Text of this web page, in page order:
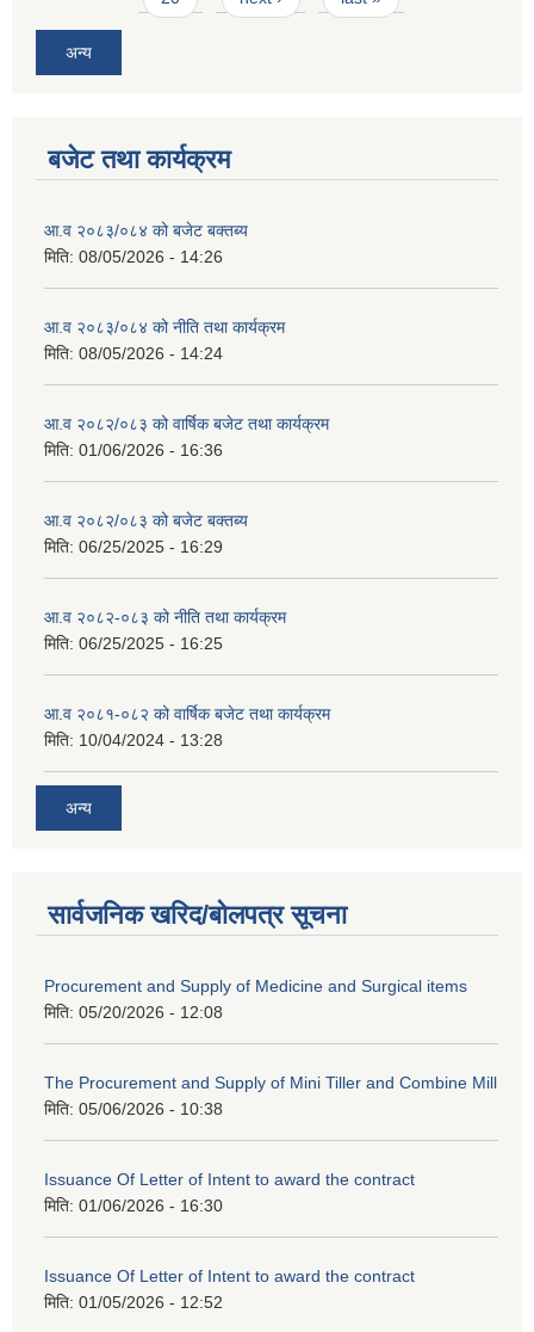
अन्य
बजेट तथा कार्यक्रम
आ.व २०८३/०८४ को बजेट बक्तब्य
मिति: 08/05/2026 - 14:26
आ.व २०८३/०८४ को नीति तथा कार्यक्रम
मिति: 08/05/2026 - 14:24
आ.व २०८२/०८३ को वार्षिक बजेट तथा कार्यक्रम
मिति: 01/06/2026 - 16:36
आ.व २०८२/०८३ को बजेट बक्तब्य
मिति: 06/25/2025 - 16:29
आ.व २०८२-०८३ को नीति तथा कार्यक्रम
मिति: 06/25/2025 - 16:25
आ.व २०८१-०८२ को वार्षिक बजेट तथा कार्यक्रम
मिति: 10/04/2024 - 13:28
अन्य
सार्वजनिक खरिद/बोलपत्र सूचना
Procurement and Supply of Medicine and Surgical items
मिति: 05/20/2026 - 12:08
The Procurement and Supply of Mini Tiller and Combine Mill
मिति: 05/06/2026 - 10:38
Issuance Of Letter of Intent to award the contract
मिति: 01/06/2026 - 16:30
Issuance Of Letter of Intent to award the contract
मिति: 01/05/2026 - 12:52